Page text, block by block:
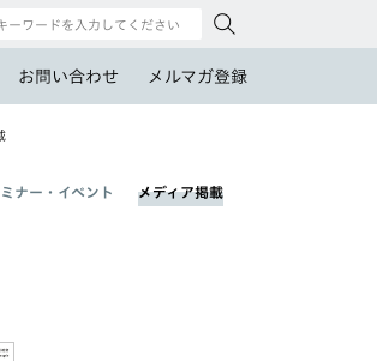
お問い合わせ メルマガ登録
ナー・イベント メディア掲載